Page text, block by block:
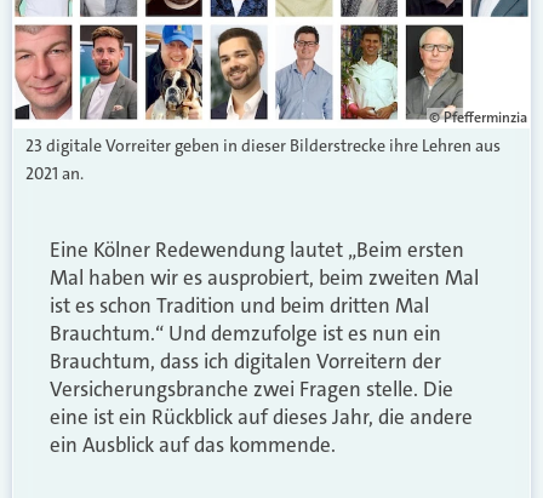
© Pfefferminzia
23 digitale Vorreiter geben in dieser Bilderstrecke ihre Lehren aus
2021 an.
Eine Kölner Redewendung lautet „Beim ersten
Mal haben wir es ausprobiert, beim zweiten Mal
ist es schon Tradition und beim dritten Mal
Brauchtum.“ Und demzufolge ist es nun ein
Brauchtum, dass ich digitalen Vorreitern der
Versicherungsbranche zwei Fragen stelle. Die
eine ist ein Rückblick auf dieses Jahr, die andere
ein Ausblick auf das kommende.